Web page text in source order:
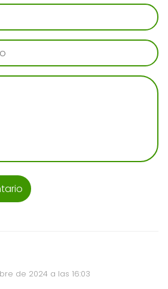
de 2024 a las 16:03